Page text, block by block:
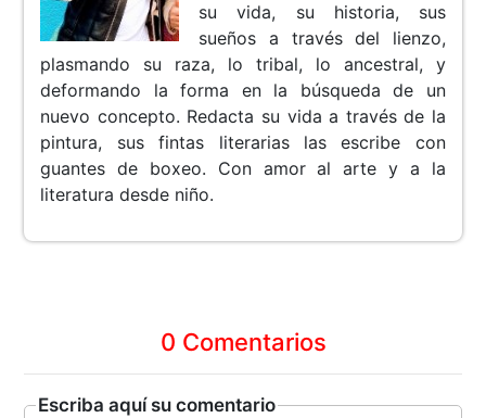
su vida, su historia, sus
sueños a través del lienzo,
plasmando su raza, lo tribal, lo ancestral, y
deformando la forma en la búsqueda de un
nuevo concepto. Redacta su vida a través de la
pintura, sus fintas literarias las escribe con
guantes de boxeo. Con amor al arte y a la
literatura desde niño.
0 Comentarios
Escriba aquí su comentario